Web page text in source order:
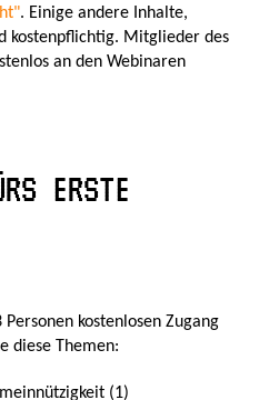
. Einige andere Inhalte,
kostenpflichtig. Mitglieder des
an den Webinaren
ERSTE
kostenlosen Zugang
diese Themen:
(1)